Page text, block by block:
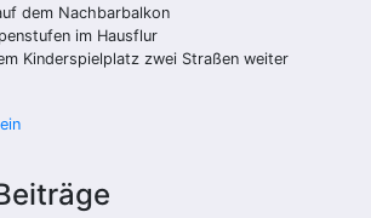
dem Nachbarbalkon
im Hausflur
Kinderspielplatz zwei Straßen weiter